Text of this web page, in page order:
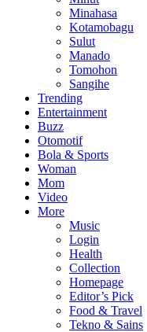
Minahasa
Kotamobagu
Sulut
Manado
Tomohon
Sangihe
Trending
Entertainment
Buzz
Otomotif
Bola & Sports
Woman
Mom
Video
More
Music
Login
Health
Collection
Homepage
Editor’s Pick
Food & Travel
Tekno & Sains